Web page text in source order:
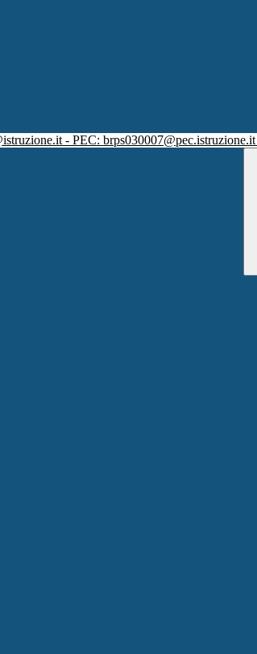
- PEC: brps030007@pec.istruzione.it